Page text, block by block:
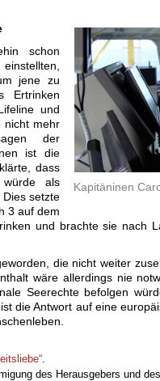
Kapitäninen
schon
jene zu
Ertrinken
und
nicht mehr
der
ist die
dass
als
setzte
3 auf dem
und brachte sie nach
die nicht weiter
wäre allerdings nie
Seerechte befolgen
die Antwort auf eine
des Herausgebers und des